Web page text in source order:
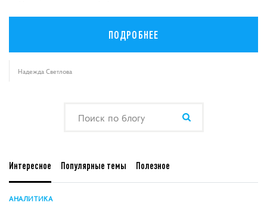
ПОДРОБНЕЕ
Надежда Светлова
Интересное Популярные темы Полезное
АНАЛИТИКА